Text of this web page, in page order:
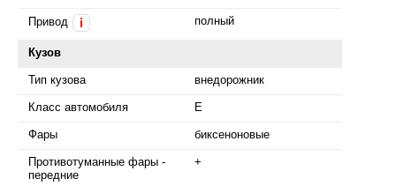
Привод полный
Кузов
Тип кузова внедорожник
Класс автомобиля E
Фары биксеноновые
Противотуманные фары -
передние
+